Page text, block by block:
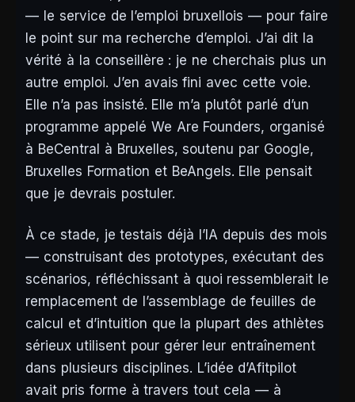
— le service de l’emploi bruxellois — pour faire
le point sur ma recherche d’emploi. J’ai dit la
vérité à la conseillère : je ne cherchais plus un
autre emploi. J’en avais fini avec cette voie.
Elle n’a pas insisté. Elle m’a plutôt parlé d’un
programme appelé We Are Founders, organisé
à BeCentral à Bruxelles, soutenu par Google,
Bruxelles Formation et BeAngels. Elle pensait
que je devrais postuler.
À ce stade, je testais déjà l’IA depuis des mois
— construisant des prototypes, exécutant des
scénarios, réfléchissant à quoi ressemblerait le
remplacement de l’assemblage de feuilles de
calcul et d’intuition que la plupart des athlètes
sérieux utilisent pour gérer leur entraînement
dans plusieurs disciplines. L’idée d’Afitpilot
avait pris forme à travers tout cela — à